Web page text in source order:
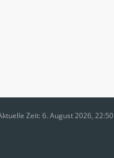
Zeit: 6. August 2026, 22:50